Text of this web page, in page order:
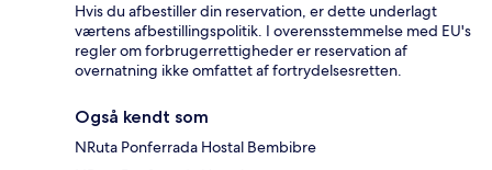
Hvis du afbestiller din reservation, er dette underlagt
værtens afbestillingspolitik. I overensstemmelse med EU's
regler om forbrugerrettigheder er reservation af
overnatning ikke omfattet af fortrydelsesretten.
Også kendt som
NRuta Ponferrada Hostal Bembibre